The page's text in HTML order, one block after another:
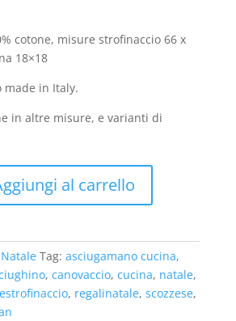
cotone, misure strofinaccio 66 x
18×18
made in Italy.
in altre misure, e varianti di
al carrello
Natale Tag: asciugamano cucina,
, canovaccio, cucina, natale,
, regalinatale, scozzese,